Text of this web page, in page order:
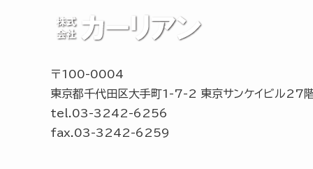
〒100-0004
東京都千代田区大手町1-7-2 東京サンケイビル27
tel.03-3242-6256
fax.03-3242-6259